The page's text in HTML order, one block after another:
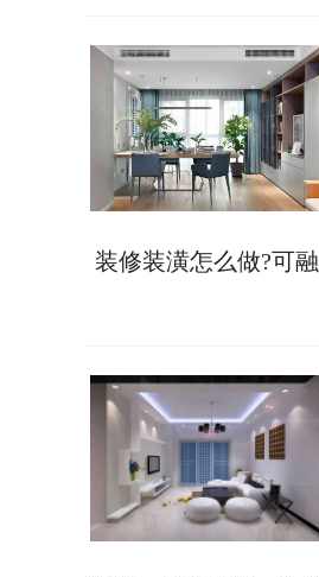
装修装潢怎么做?可融